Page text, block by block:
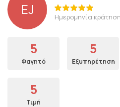
EJ Ημερομηνία
5
Φαγητό
5
Εξυπηρέτηση
5
Τιμή